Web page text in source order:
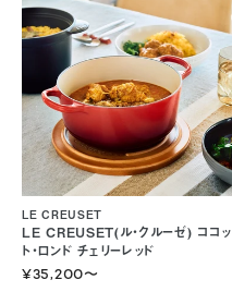
LE CREUSET(ル・クルーゼ) ココッ
ト・ロンド チェリーレッド
LE CREUSET
〜
¥35,200